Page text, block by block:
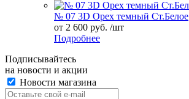
№ 07 3D Орех темный Ст.Белое
от 2 600 руб. /шт
Подробнее
Подписывайтесь
на новости и акции
Новости магазина